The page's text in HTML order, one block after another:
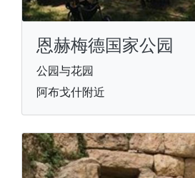
恩赫梅德国家公园
公园与花园
阿布戈什附近